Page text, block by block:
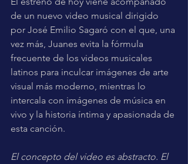
de un nuevo video musical dirigido
por José Emilio Sagaró con el que, una
vez más, Juanes evita la fórmula
frecuente de los videos musicales
latinos para inculcar imágenes de arte
visual más moderno, mientras lo
intercala con imágenes de música en
vivo y la historia íntima y apasionada de
esta canción.
El concepto del video es abstracto. El